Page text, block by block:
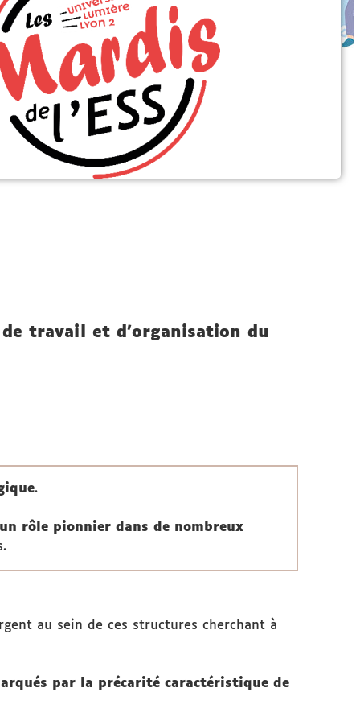
travail et d'organisation du
.
rôle pionnier dans de nombreux
au sein de ces structures cherchant à
par la précarité caractéristique de